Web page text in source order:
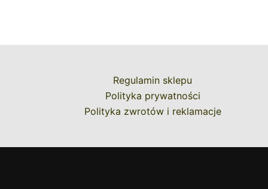
Regulamin sklepu
Polityka prywatności
Polityka zwrotów i reklamacje